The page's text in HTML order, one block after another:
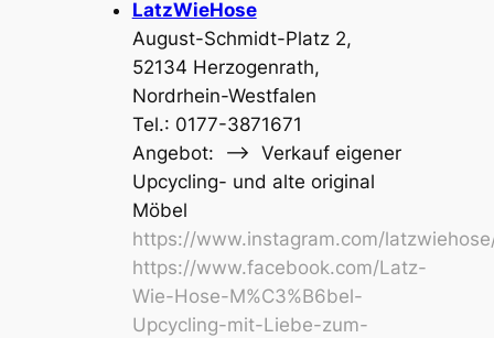
LatzWieHose
August-Schmidt-Platz 2,
52134 Herzogenrath,
Nordrhein-Westfalen
Tel.: 0177-3871671
Angebot: –> Verkauf eigener
Upcycling- und alte original
Möbel
https://www.instagram.com/
https://www.facebook.com/Latz-
Wie-Hose-M%C3%B6bel-
Upcycling-mit-Liebe-zum-